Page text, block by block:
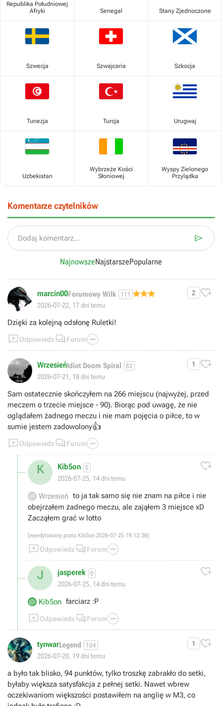
Republika Południowej
Afryki
Senegal Stany Zjednoczone
Szwecja Szwajcaria Szkocja
Tunezja Turcja Urugwaj
Uzbekistan
Wybrzeże Kości
Słoniowej
Wyspy Zielonego
Przylądka
Komentarze czytelników
Dodaj komentarz... 
NajnowszeNajstarszePopularne
marcin00Forumowy Wilk 111
2026-07-22, 17 dni temu
2 
Dzięki za kolejną odsłonę Ruletki!
Odpowiedz  Forum 
WrzesieńIdiot Doom Spiral 82
2026-07-21, 18 dni temu
1 
Sam ostatecznie skończyłem na 266 miejscu (najwyżej, przed
meczem o trzecie miejsce - 90). Biorąc pod uwagę, że nie
oglądałem żadnego meczu i nie mam pojęcia o piłce, to w
sumie jestem zadowolony👍
Odpowiedz  Forum 
K Kib5on 0
2026-07-25, 14 dni temu

Wrzesień
obejrzałem żadnego meczu, ale zająłem 3 miejsce xD
Zacząłem grać w lotto
[wyedytowany przez Kib5on 2026-07-25 19:12:36]
Odpowiedz  Forum 
J jasperek 0
2026-07-25, 14 dni temu

Kib5on farciarz :P
Odpowiedz  Forum 
tynwarLegend 104
2026-07-20, 19 dni temu
1 
a było tak blisko, 94 punktów, tylko troszkę zabrakło do setki,
byłaby większa satysfakcja z pełnej setki. Nawet wbrew
oczekiwaniom większości postawiłem na anglię w M3, co